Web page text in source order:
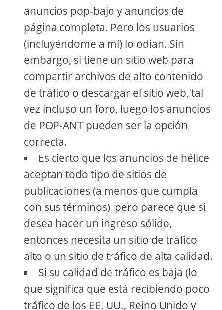
anuncios pop-bajo y anuncios de
página completa. Pero los usuarios
(incluyéndome a mí) lo odian. Sin
embargo, si tiene un sitio web para
compartir archivos de alto contenido
de tráfico o descargar el sitio web, tal
vez incluso un foro, luego los anuncios
de POP-ANT pueden ser la opción
correcta.
Es cierto que los anuncios de hélice
aceptan todo tipo de sitios de
publicaciones (a menos que cumpla
con sus términos), pero parece que si
desea hacer un ingreso sólido,
entonces necesita un sitio de tráfico
alto o un sitio de tráfico de alta calidad.
Si su calidad de tráfico es baja (lo
que significa que está recibiendo poco
tráfico de los EE. UU., Reino Unido y